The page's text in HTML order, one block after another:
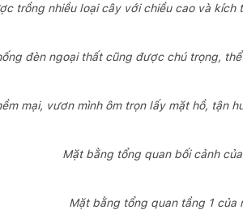
trồng nhiều loại cây với chiều cao và
đèn ngoại thất cũng được chú trọng,
mại, vươn mình ôm trọn lấy mặt hồ, tận
Mặt bằng tổng quan bối cảnh
Mặt bằng tổng quan tầng 1 của